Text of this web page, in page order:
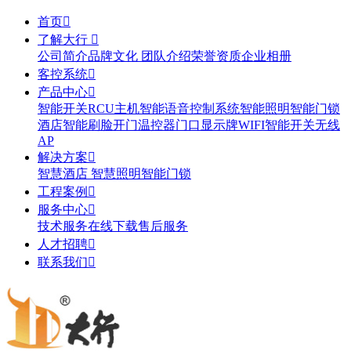
首页
了解大行 
公司简介品牌文化 团队介绍荣誉资质企业相册
客控系统
产品中心
智能开关RCU主机智能语音控制系统智能照明智能门锁
酒店智能刷脸开门温控器门口显示牌WIFI智能开关无线
AP
解决方案
智慧酒店 智慧照明智能门锁
工程案例 
服务中心
技术服务在线下载售后服务
人才招聘
联系我们